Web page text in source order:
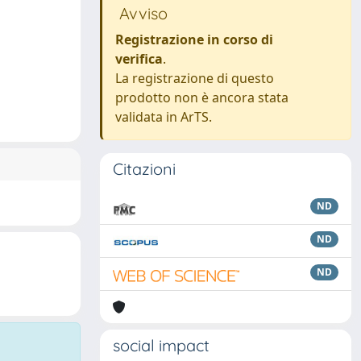
Avviso
Registrazione in corso di
verifica.
La registrazione di questo
prodotto non è ancora stata
validata in ArTS.
Citazioni
ND
ND
ND
social impact